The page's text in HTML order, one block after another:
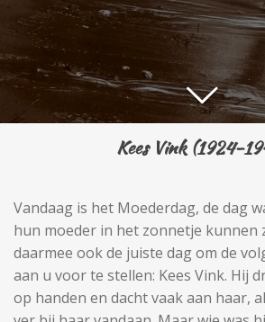
Kees Vink (1924-
Vandaag is het Moederdag, de dag
hun moeder in het zonnetje kunnen
daarmee ook de juiste dag om de
aan u voor te stellen: Kees Vink. Hij
op handen en dacht vaak aan haar,